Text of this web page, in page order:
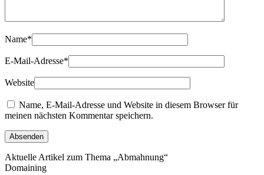
Name*
E-Mail-Adresse*
Website
Name, E-Mail-Adresse und Website in diesem Browser für
meinen nächsten Kommentar speichern.
Aktuelle Artikel zum Thema „Abmahnung“
Domaining